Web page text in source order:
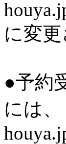
に変更
●予約
には、